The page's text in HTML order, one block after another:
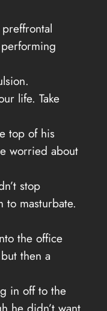
life. Take
top of his
worried about
stop
to masturbate.
the office
then a
in off to the